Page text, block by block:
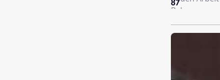
Behausung
Abends
hatte, die
87